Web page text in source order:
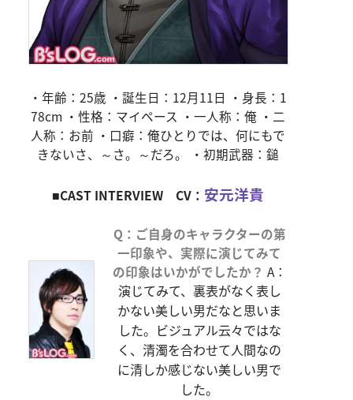
・年齢：25歳 ・誕生日：12月11日 ・身長：1
78cm ・性格：マイペース ・一人称：俺 ・二
人称：お前 ・口癖：俺ひとりでは、何にもで
きないさ、～さ。～だろ。 ・初期武器：鎚
■CAST INTERVIEW CV： 安元洋貴
Q：ご自身のキャラクターの第
一印象や、実際に演じてみて
の印象はいかがでしたか？ A：
演じてみて、裏表がなく表し
かない美しい男だなと思いま
した。ビジュアル云々ではな
く、清濁を合わせて人間なの
に清しか感じない美しい男で
した。